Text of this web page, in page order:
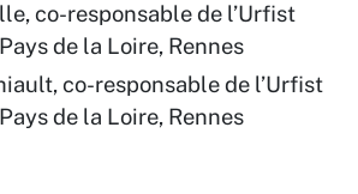
co-responsable de l’Urfist
de la Loire, Rennes
co-responsable de l’Urfist
de la Loire, Rennes